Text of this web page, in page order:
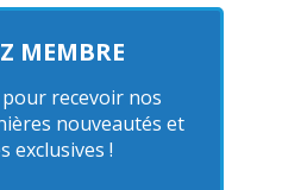
MEMBRE
recevoir nos
nouveautés et
exclusives !